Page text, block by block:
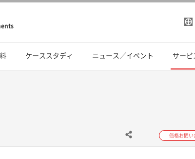
ケーススタディ ニュース／イベント サービ
価格お問い